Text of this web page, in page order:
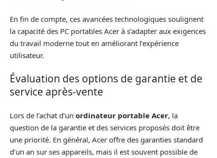
En fin de compte, ces avancées technologiques soulignent
la capacité des PC portables Acer à s’adapter aux exigences
du travail moderne tout en améliorant l’expérience
utilisateur.
Évaluation des options de garantie et de
service après-vente
Lors de l’achat d’un ordinateur portable Acer, la
question de la garantie et des services proposés doit être
une priorité. En général, Acer offre des garanties standard
d’un an sur ses appareils, mais il est souvent possible de